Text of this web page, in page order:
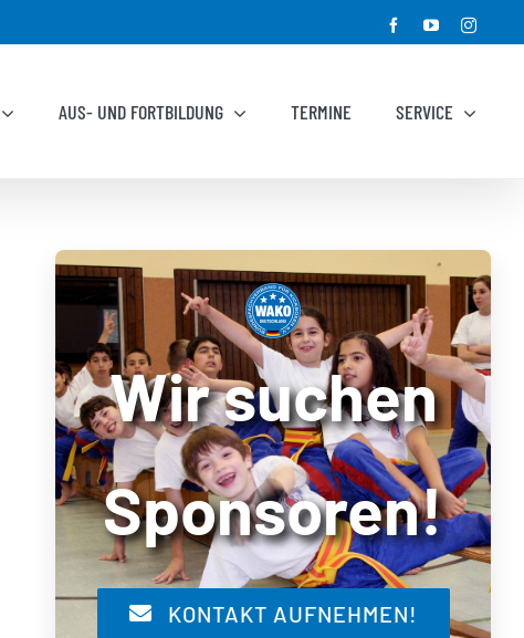
FacebookYouTube
AUS- UND FORTBILDUNG TERMINE SERVICE
Wir suchen
Sponsoren!
KONTAKT AUFNEHMEN!